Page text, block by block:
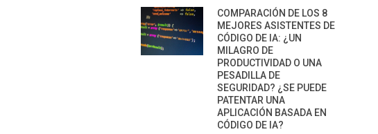
COMPARACIÓN DE LOS 8
MEJORES ASISTENTES DE
CÓDIGO DE IA: ¿UN
MILAGRO DE
PRODUCTIVIDAD O UNA
PESADILLA DE
SEGURIDAD? ¿SE PUEDE
PATENTAR UNA
APLICACIÓN BASADA EN
CÓDIGO DE IA?